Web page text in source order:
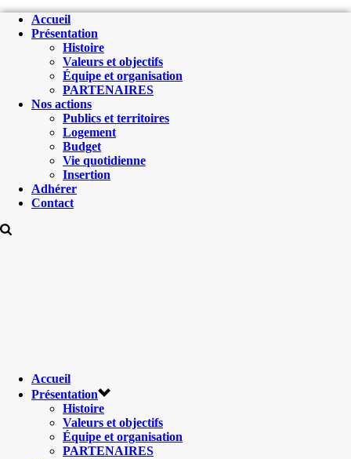
Accueil
Présentation
Histoire
Valeurs et objectifs
Équipe et organisation
PARTENAIRES
Nos actions
Publics et territoires
Logement
Budget
Vie quotidienne
Insertion
Adhérer
Contact
Accueil
Présentation
Histoire
Valeurs et objectifs
Équipe et organisation
PARTENAIRES